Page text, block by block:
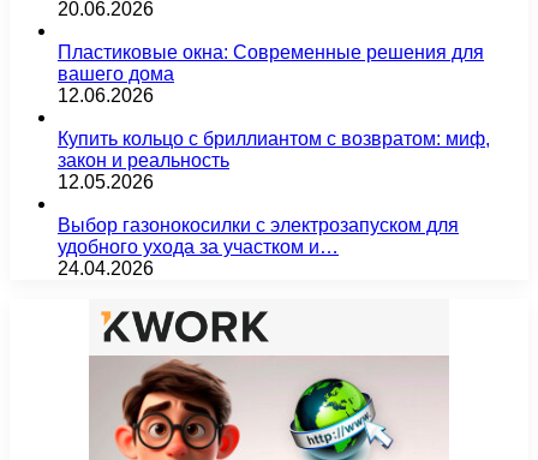
20.06.2026
Пластиковые окна: Современные решения для
вашего дома
12.06.2026
Купить кольцо с бриллиантом с возвратом: миф,
закон и реальность
12.05.2026
Выбор газонокосилки с электрозапуском для
удобного ухода за участком и…
24.04.2026